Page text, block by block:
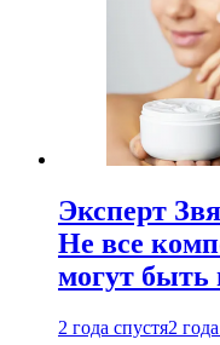
Эксперт
Не все
могут
2 года спустя2